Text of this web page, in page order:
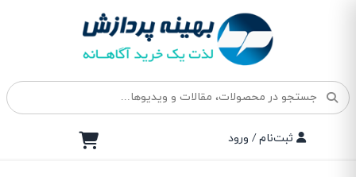
ثبت‌نام / ورود